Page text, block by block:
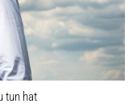
tun hat